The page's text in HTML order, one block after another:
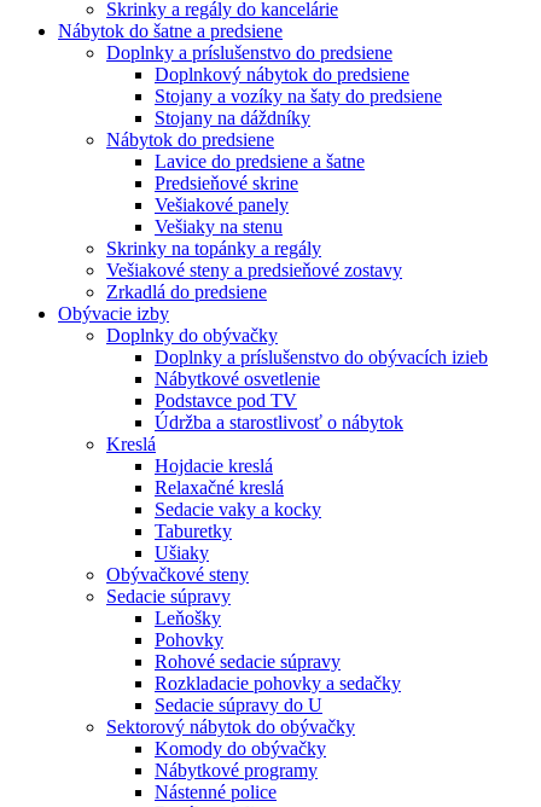
Skrinky a regály do kancelárie
Nábytok do šatne a predsiene
Doplnky a príslušenstvo do predsiene
Doplnkový nábytok do predsiene
Stojany a vozíky na šaty do predsiene
Stojany na dáždníky
Nábytok do predsiene
Lavice do predsiene a šatne
Predsieňové skrine
Vešiakové panely
Vešiaky na stenu
Skrinky na topánky a regály
Vešiakové steny a predsieňové zostavy
Zrkadlá do predsiene
Obývacie izby
Doplnky do obývačky
Doplnky a príslušenstvo do obývacích izieb
Nábytkové osvetlenie
Podstavce pod TV
Údržba a starostlivosť o nábytok
Kreslá
Hojdacie kreslá
Relaxačné kreslá
Sedacie vaky a kocky
Taburetky
Ušiaky
Obývačkové steny
Sedacie súpravy
Leňošky
Pohovky
Rohové sedacie súpravy
Rozkladacie pohovky a sedačky
Sedacie súpravy do U
Sektorový nábytok do obývačky
Komody do obývačky
Nábytkové programy
Nástenné police